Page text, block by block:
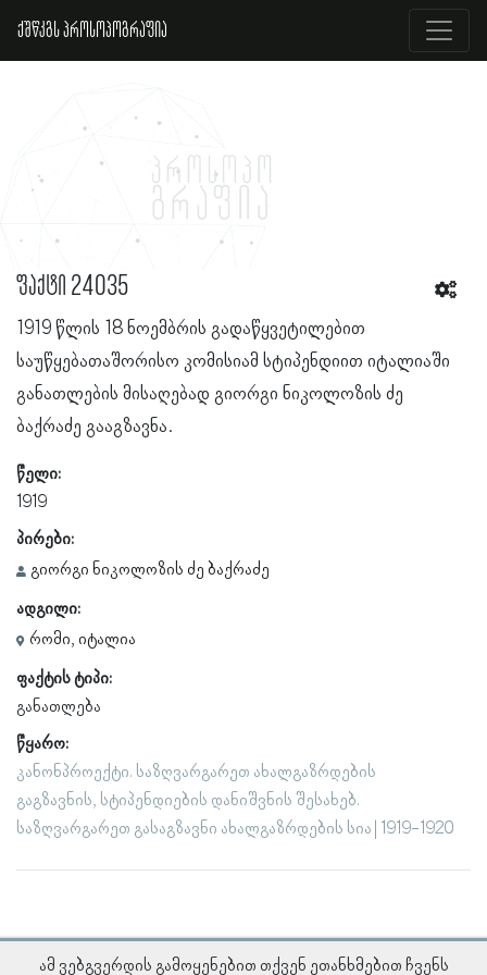
ქშწკგს პროსოპოგრაფია
ფაქტი 24035
1919 წლის 18 ნოემბრის გადაწყვეტილებით
საუწყებათაშორისო კომისიამ სტიპენდიით იტალიაში
განათლების მისაღებად გიორგი ნიკოლოზის ძე
ბაქრაძე გააგზავნა.
წელი:
1919
პირები:
გიორგი ნიკოლოზის ძე ბაქრაძე
ადგილი:
რომი, იტალია
ფაქტის ტიპი:
განათლება
წყარო:
კანონპროექტი. საზღვარგარეთ ახალგაზრდების
გაგზავნის, სტიპენდიების დანიშვნის შესახებ.
საზღვარგარეთ გასაგზავნი ახალგაზრდების სია | 1919-1920
ამ ვებგვერდის გამოყენებით თქვენ ეთანხმებით ჩვენს